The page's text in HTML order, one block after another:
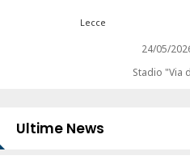
Lecce
24/05/
Stadio "Via
Ultime News